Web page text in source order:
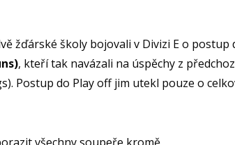
žďárské školy bojovali v Divizi E o
, kteří tak navázali na úspěchy z
Postup do Play off jim utekl pouze o